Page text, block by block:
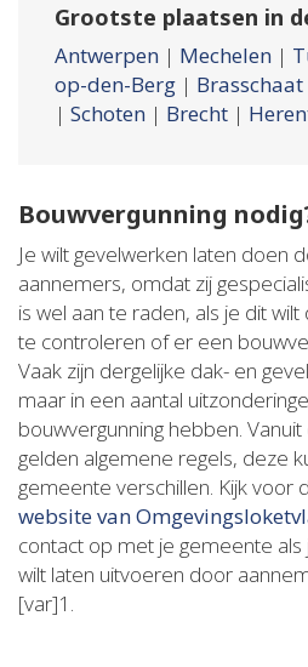
Grootste plaatsen in
Antwerpen | Mechelen |
op-den-Berg | Brasschaat
| Schoten | Brecht |
Bouwvergunning
Je wilt gevelwerken laten doen
aannemers, omdat zij
is wel aan te raden, als je dit
te controleren of er een
Vaak zijn dergelijke dak- en
maar in een aantal
bouwvergunning hebben.
gelden algemene regels, deze
gemeente verschillen. Kijk voor
website van
contact op met je gemeente
wilt laten uitvoeren door
[var]1.